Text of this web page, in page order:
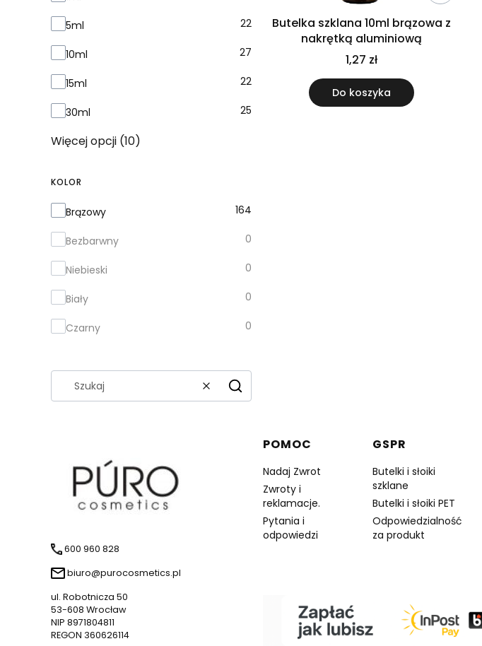
5ml 22
10ml 27
15ml 22
30ml 25
Więcej opcji (10)
KOLOR
Kolor
Brązowy 164
Bezbarwny 0
Niebieski 0
Biały 0
Czarny 0
WyczyśćSzukaj
Butelka szklana 10ml brązowa z
nakrętką aluminiową
1,27 zł
Do koszyka
600 960 828
biuro@purocosmetics.pl
ul. Robotnicza 50
53-608 Wrocław
NIP 8971804811
REGON 360626114
Linki w stopce
POMOC
Nadaj Zwrot
Zwroty i
reklamacje.
Pytania i
odpowiedzi
GSPR
Butelki i słoiki
szklane
Butelki i słoiki PET
Odpowiedzialność
za produkt